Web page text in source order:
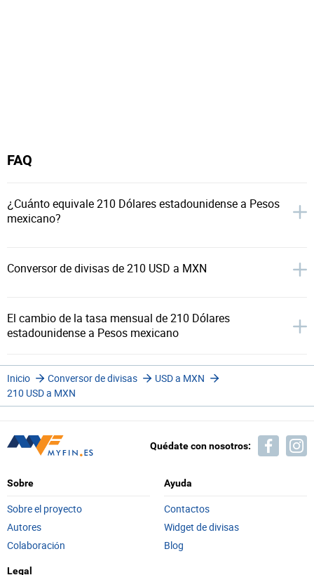
FAQ
¿Cuánto equivale 210 Dólares estadounidense a Pesos
mexicano?
Conversor de divisas de 210 USD a MXN
El cambio de la tasa mensual de 210 Dólares
estadounidense a Pesos mexicano
Inicio Conversor de divisas
USD a MXN
210 USD a MXN
Quédate con nosotros:
Sobre
Sobre el proyecto
Autores
Colaboración
Ayuda
Contactos
Widget de divisas
Blog
Legal